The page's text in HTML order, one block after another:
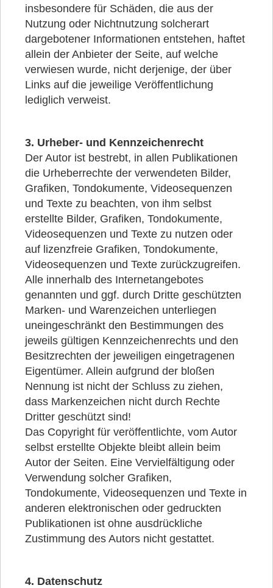
insbesondere für Schäden, die aus der
Nutzung oder Nichtnutzung solcherart
dargebotener Informationen entstehen, haftet
allein der Anbieter der Seite, auf welche
verwiesen wurde, nicht derjenige, der über
Links auf die jeweilige Veröffentlichung
lediglich verweist.
3. Urheber- und Kennzeichenrecht
Der Autor ist bestrebt, in allen Publikationen
die Urheberrechte der verwendeten Bilder,
Grafiken, Tondokumente, Videosequenzen
und Texte zu beachten, von ihm selbst
erstellte Bilder, Grafiken, Tondokumente,
Videosequenzen und Texte zu nutzen oder
auf lizenzfreie Grafiken, Tondokumente,
Videosequenzen und Texte zurückzugreifen.
Alle innerhalb des Internetangebotes
genannten und ggf. durch Dritte geschützten
Marken- und Warenzeichen unterliegen
uneingeschränkt den Bestimmungen des
jeweils gültigen Kennzeichenrechts und den
Besitzrechten der jeweiligen eingetragenen
Eigentümer. Allein aufgrund der bloßen
Nennung ist nicht der Schluss zu ziehen,
dass Markenzeichen nicht durch Rechte
Dritter geschützt sind!
Das Copyright für veröffentlichte, vom Autor
selbst erstellte Objekte bleibt allein beim
Autor der Seiten. Eine Vervielfältigung oder
Verwendung solcher Grafiken,
Tondokumente, Videosequenzen und Texte in
anderen elektronischen oder gedruckten
Publikationen ist ohne ausdrückliche
Zustimmung des Autors nicht gestattet.
4. Datenschutz